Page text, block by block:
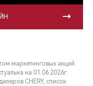
маркетинговых акций.
на 01.06.2026г.
CHERY, список